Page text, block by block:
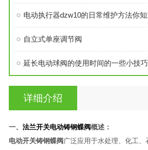
电动执行器dzw10的日常维护方法你
自立式单座调节阀
延长电动球阀的使用时间的一些小技巧
详细介绍
一、 法兰开关电动铸钢蝶阀概述：
电动开关铸钢蝶阀 广泛应用于水处理、化工